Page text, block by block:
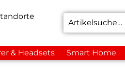
& Headsets Smart Home